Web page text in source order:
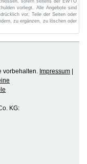
sofern seitens der EWTO
vorliegt. Alle Angebote sind
vor, Teile der Seiten oder
zu ergänzen, zu löschen oder
vorbehalten. Impressum
KG: